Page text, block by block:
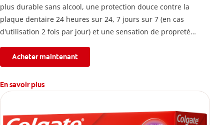
plus durable sans alcool, une protection douce contre la
plaque dentaire 24 heures sur 24, 7 jours sur 7 (en cas
d'utilisation 2 fois par jour) et une sensation de propreté
Acheter maintenant
En savoir plus